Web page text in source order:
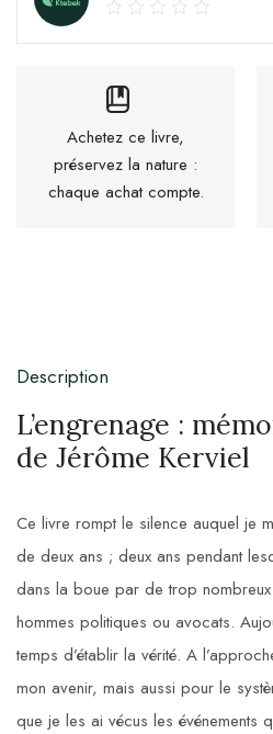
Achetez ce livre,
préservez la nature :
chaque achat compte.
Description
L’engrenage :
de Jérôme Kerviel
Ce livre rompt le silence auquel je
de deux ans ; deux ans pendant
dans la boue par de trop
hommes politiques ou avocats.
temps d’établir la vérité. A
mon avenir, mais aussi pour le
que je les ai vécus les événements